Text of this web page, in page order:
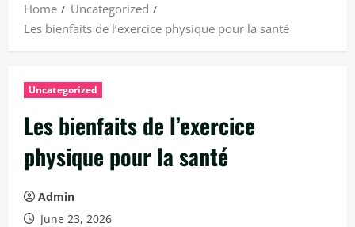
Home
Uncategorized
Les bienfaits de l’exercice physique pour la santé
Uncategorized
Les bienfaits de l’exercice
physique pour la santé
Admin
June 23, 2026